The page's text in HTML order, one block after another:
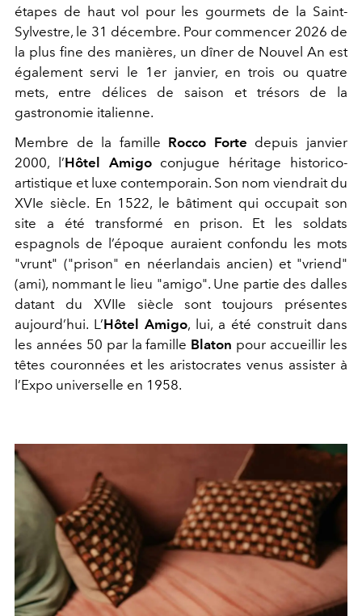
étapes de haut vol pour les gourmets de la Saint-
Sylvestre, le 31 décembre. Pour commencer 2026 de
la plus fine des manières, un dîner de Nouvel An est
également servi le 1 er janvier, en trois ou quatre
mets, entre délices de saison et trésors de la
gastronomie italienne.
Membre de la famille Rocco Forte depuis janvier
2000, l’Hôtel Amigoconjugue héritage historico-
artistique et luxe contemporain. Son nom viendrait du
XVIe siècle. En 1522, le bâtiment qui occupait son
site a été transformé en prison. Et les soldats
espagnols de l’époque auraient confondu les mots
"vrunt" ("prison" en néerlandais ancien) et "vriend"
(ami), nommant le lieu "amigo". Une partie des dalles
datant du XVIIe siècle sont toujours présentes
aujourd’hui. L’Hôtel Amigo, lui, a été construit dans
les années 50 par la famille Blaton pour accueillir les
têtes couronnées et les aristocrates venus assister à
l’Expo universelle en 1958.